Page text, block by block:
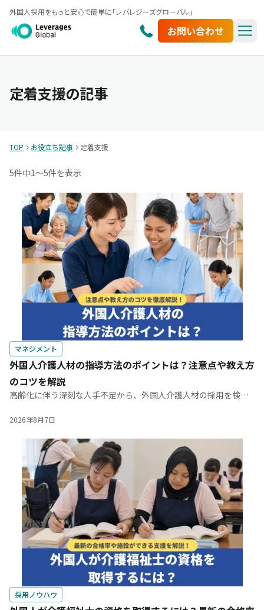
外国人採用をもっと安心で簡単に「レバレジーズグローバル」
お問い合わせ
定着支援の記事
TOP お役立ち記事 定着支援
5件中1〜5件を表示
マネジメント
外国人介護人材の指導方法のポイントは？注意点や教え方
のコツを解説
高齢化に伴う深刻な人手不足から、外国人介護人材の採用を検討
えてうまく指導できるだろうか」と指導方法に不安を感じる方も
2026年8月7日
採用ノウハウ